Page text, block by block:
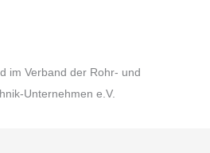
im Verband der Rohr- und
Unternehmen e.V.